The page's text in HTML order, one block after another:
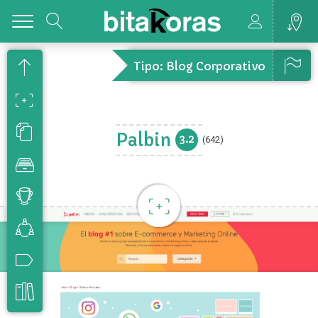
Tipo: Blog Corporativo
Palbin 3.2 (642)